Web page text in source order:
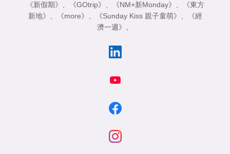
《新假期》
《GOtrip》 《NM+新Monday》
《東方
新地》
《more》 《Sunday Kiss 親子童萌》
《經
濟一週》
。